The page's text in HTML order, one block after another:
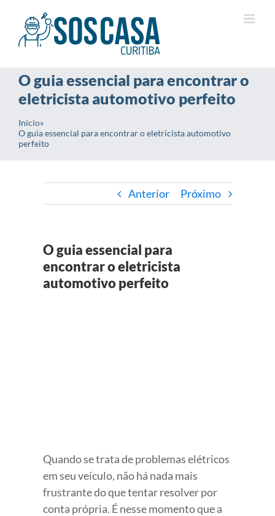
O guia essencial para encontrar o
eletricista automotivo perfeito
Início»
O guia essencial para encontrar o eletricista automotivo
perfeito
Anterior Próximo
O guia essencial para
encontrar o eletricista
automotivo perfeito
Quando se trata de problemas elétricos
em seu veículo, não há nada mais
frustrante do que tentar resolver por
conta própria. É nesse momento que a